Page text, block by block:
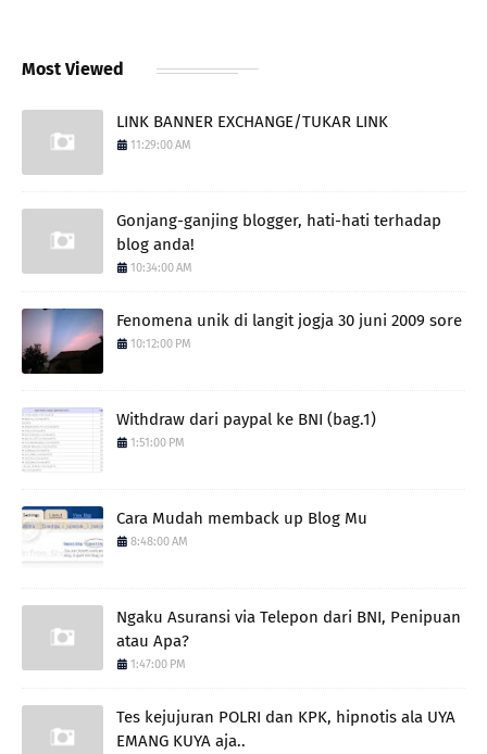
Most Viewed
LINK BANNER EXCHANGE/TUKAR LINK
11:29:00 AM
Gonjang-ganjing blogger, hati-hati terhadap
blog anda!
10:34:00 AM
Fenomena unik di langit jogja 30 juni 2009 sore
10:12:00 PM
Withdraw dari paypal ke BNI (bag.1)
1:51:00 PM
Cara Mudah memback up Blog Mu
8:48:00 AM
Ngaku Asuransi via Telepon dari BNI, Penipuan
atau Apa?
1:47:00 PM
Tes kejujuran POLRI dan KPK, hipnotis ala UYA
EMANG KUYA aja..